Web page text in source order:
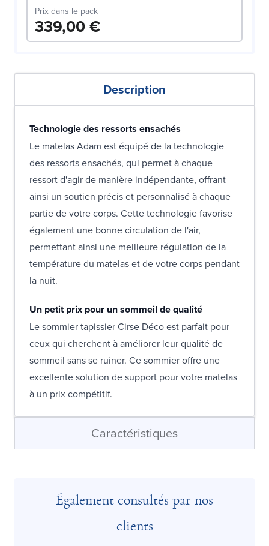
Prix dans le pack
339,00 €
Description
Technologie des ressorts ensachés
Le matelas Adam est équipé de la technologie
des ressorts ensachés, qui permet à chaque
ressort d'agir de manière indépendante, offrant
ainsi un soutien précis et personnalisé à chaque
partie de votre corps. Cette technologie favorise
également une bonne circulation de l'air,
permettant ainsi une meilleure régulation de la
température du matelas et de votre corps pendant
la nuit.
Un petit prix pour un sommeil de qualité
Le sommier tapissier Cirse Déco est parfait pour
ceux qui cherchent à améliorer leur qualité de
sommeil sans se ruiner. Ce sommier offre une
excellente solution de support pour votre matelas
à un prix compétitif.
Caractéristiques
Également consultés par nos
clients